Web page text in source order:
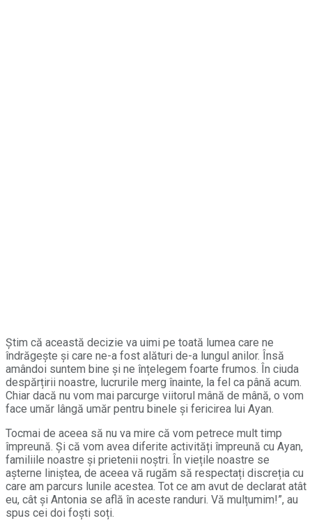
Știm că această decizie va uimi pe toată lumea care ne
îndrăgește și care ne-a fost alături de-a lungul anilor. Însă
amândoi suntem bine și ne înțelegem foarte frumos. În ciuda
despărțirii noastre, lucrurile merg înainte, la fel ca până acum.
Chiar dacă nu vom mai parcurge viitorul mână de mână, o vom
face umăr lângă umăr pentru binele și fericirea lui Ayan.
Tocmai de aceea să nu va mire că vom petrece mult timp
împreună. Și că vom avea diferite activități împreună cu Ayan,
familiile noastre și prietenii noștri. În viețile noastre se
așterne liniștea, de aceea vă rugăm să respectați discreția cu
care am parcurs lunile acestea. Tot ce am avut de declarat atât
eu, cât și Antonia se află în aceste randuri. Vă mulțumim!”, au
spus cei doi foști soți.